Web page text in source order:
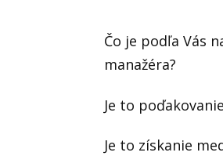
Čo je podľa Vás
manažéra?
Je to
Je to získanie